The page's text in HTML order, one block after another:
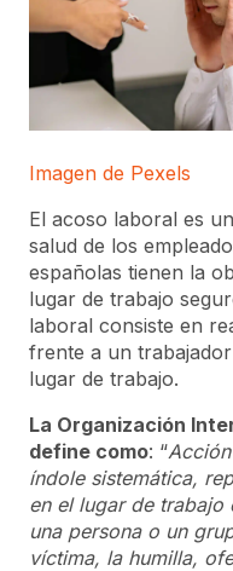
Imagen de Pexels
El acoso laboral es
salud de los
españolas tienen la
lugar de trabajo
laboral consiste en
frente a un
lugar de trabajo.
La Organización
define como: “
índole sistemática,
en el lugar de trabajo
una persona o un
víctima, la humilla,